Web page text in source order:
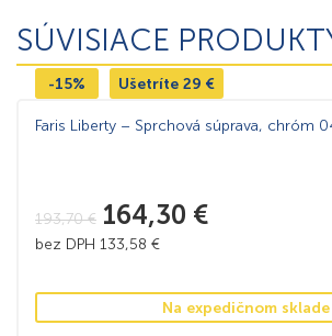
SÚVISIACE
-15% Ušetríte 29 €
Faris Liberty – Sprchová súprava, chróm
193,70€ 164,30 €
bez DPH 133,58 €
Na expedičnom sklade